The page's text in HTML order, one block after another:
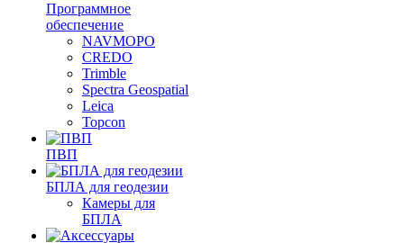
Программное
обеспечение
NAVMOPO
CREDO
Trimble
Spectra Geospatial
Leica
Topcon
ПВП
БПЛА для геодезии
Камеры для
БПЛА